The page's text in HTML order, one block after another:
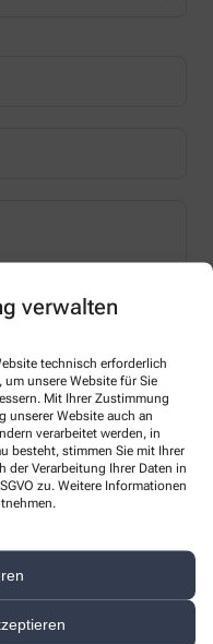
verwalten
technisch erforderlich
unsere Website für Sie
Mit Ihrer Zustimmung
unserer Website auch an
verarbeitet werden, in
besteht, stimmen Sie mit Ihrer
der Verarbeitung Ihrer Daten in
zu. Weitere Informationen
die von mir angegebenen
und meine Daten an die
werden. Rechtsgrundlage
GVO. Die Einwilligung kann
Mail aninfo@stadtapotheke-
Sie bitte